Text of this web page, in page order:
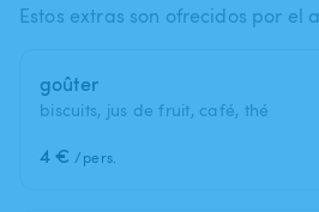
Estos extras son ofrecidos por el
goûter
biscuits, jus de fruit, café, thé
4 € /pers.